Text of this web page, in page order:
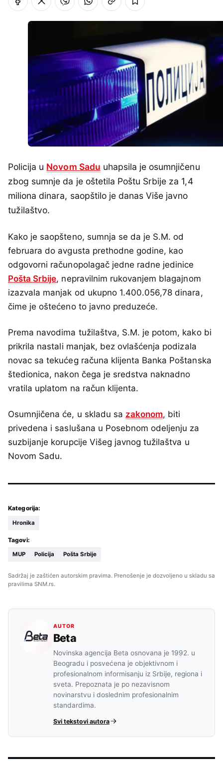
Policija u Novom Sadu uhapsila je osumnjičenu
zbog sumnje da je oštetila Poštu Srbije za 1,4
miliona dinara, saopštilo je danas Više javno
tužilaštvo.
Kako je saopšteno, sumnja se da je S.M. od
februara do avgusta prethodne godine, kao
odgovorni računopolagač jedne radne jedinice
Pošta Srbije, nepravilnim rukovanjem blagajnom
izazvala manjak od ukupno 1.400.056,78 dinara,
čime je oštećeno to javno preduzeće.
Prema navodima tužilaštva, S.M. je potom, kako bi
prikrila nastali manjak, bez ovlašćenja podizala
novac sa tekućeg računa klijenta Banka Poštanska
štedionica, nakon čega je sredstva naknadno
vratila uplatom na račun klijenta.
Osumnjičena će, u skladu sa zakonom, biti
privedena i saslušana u Posebnom odeljenju za
suzbijanje korupcije Višeg javnog tužilaštva u
Novom Sadu.
Kategorija:
Hronika
Tagovi:
MUP Policija Pošta Srbije
Sadržaj je zaštićen autorskim pravima. Prenošenje je dozvoljeno u skladu sa
pravilima SNM.rs.
AUTOR
Beta
Novinska agencija Beta osnovana je 1992. u
Beogradu i posvećena je objektivnom i
profesionalnom informisanju iz Srbije, regiona i
sveta. Prepoznata je po nezavisnom
novinarstvu i doslednim profesionalnim
standardima.
Svi tekstovi autora